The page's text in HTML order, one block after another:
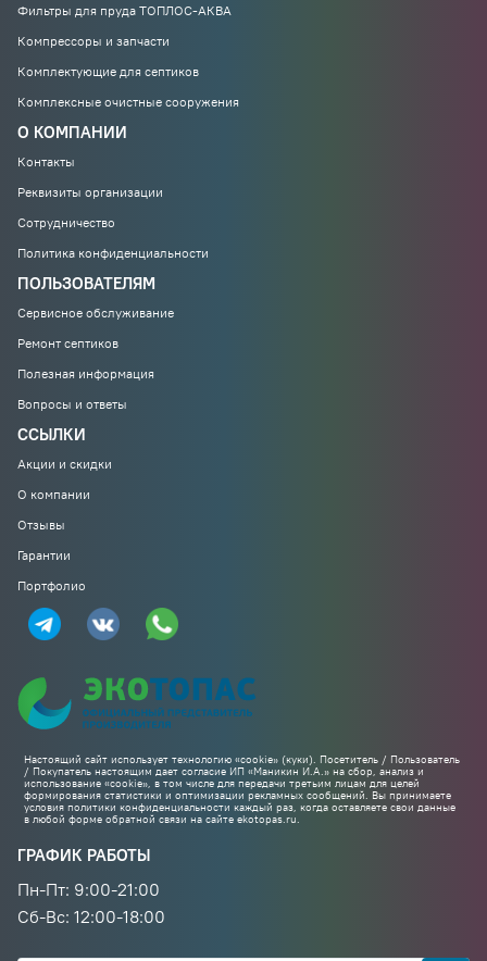
Фильтры для пруда ТОПЛОС-АКВА
Компрессоры и запчасти
Комплектующие для септиков
Комплексные очистные сооружения
О КОМПАНИИ
Контакты
Реквизиты организации
Сотрудничество
Политика конфиденциальности
ПОЛЬЗОВАТЕЛЯМ
Сервисное обслуживание
Ремонт септиков
Полезная информация
Вопросы и ответы
ССЫЛКИ
Акции и скидки
О компании
Отзывы
Гарантии
Портфолио
Настоящий сайт использует технологию «cookie» (куки). Посетитель / Пользователь
/ Покупатель настоящим дает согласие ИП «Маникин И.А.» на сбор, анализ и
использование «cookie», в том числе для передачи третьим лицам для целей
формирования статистики и оптимизации рекламных сообщений. Вы принимаете
условия политики конфиденциальности каждый раз, когда оставляете свои данные
в любой форме обратной связи на сайте ekotopas.ru.
ГРАФИК РАБОТЫ
Пн-Пт: 9:00-21:00
Cб-Вс: 12:00-18:00